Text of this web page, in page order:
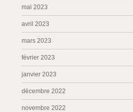
mai 2023
avril 2023
mars 2023
février 2023
janvier 2023
décembre 2022
novembre 2022